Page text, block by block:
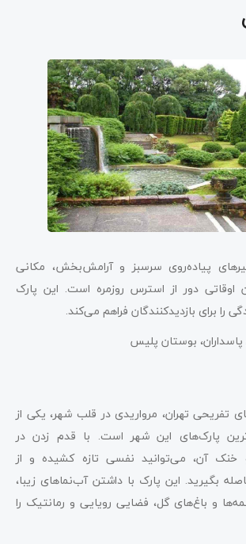
پیاده‌روی سرسبز و آرامش‌بخش، مکانی
اوقاتی دور از استرس روزمره است. این پارک
را برای بازدیدکنندگان فراهم می‌کند.
پاسداران، بوستان پلیس
تفریحی تهران، مرواریدی در قلب شهر، یکی از
پارک‌های این شهر است. با قدم زدن در
آن، می‌توانید نفسی تازه کشیده و از
بگیرید. این پارک با داشتن آب‌نماهای زیبا،
و باغ‌های گل، فضایی رویایی و رمانتیک را